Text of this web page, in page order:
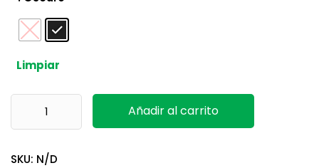
Limpiar
Lentes Milo Delta Plus cantidadAñadir al carrito
SKU: N/D